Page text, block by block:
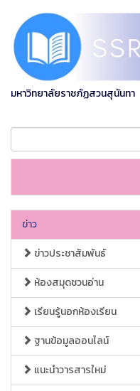
มหาวิทยาลัยราชภัฏสวนสุนันทา
ข่าว
ข่าวประชาสัมพันธ์
ห้องสมุดชวนอ่าน
เรียนรู้นอกห้องเรียน
ฐานข้อมูลออนไลน์
แนะนำวารสารใหม่